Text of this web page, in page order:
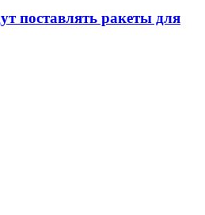
поставлять ракеты для